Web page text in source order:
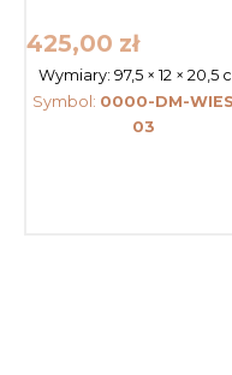
425,00 zł
Wymiary:97,5 × 12 × 20,5
Symbol: 0000-DM-
03